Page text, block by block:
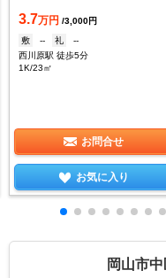
3.7万円 /3,000円
敷
-- 礼
--
西川原駅 徒歩5分
1K/23㎡
お問合せ
お気に入り
岡山市